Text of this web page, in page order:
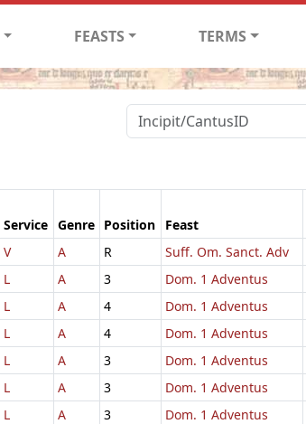
FEASTS TERMS
Service Genre Position Feast
V A R Suff. Om. Sanct. Adv
L A 3 Dom. 1 Adventus
L A 4 Dom. 1 Adventus
L A 4 Dom. 1 Adventus
L A 3 Dom. 1 Adventus
L A 3 Dom. 1 Adventus
L A 3 Dom. 1 Adventus